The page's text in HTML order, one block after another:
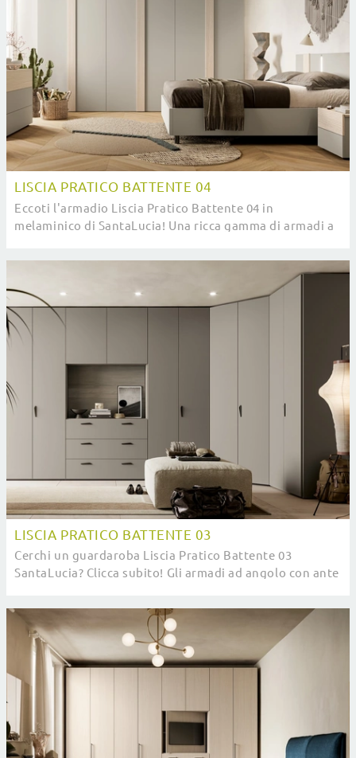
LISCIA PRATICO BATTENTE 04
Eccoti l'armadio Liscia Pratico Battente 04 in
melaminico di SantaLucia! Una ricca gamma di armadi a
LISCIA PRATICO BATTENTE 03
Cerchi un guardaroba Liscia Pratico Battente 03
SantaLucia? Clicca subito! Gli armadi ad angolo con ante